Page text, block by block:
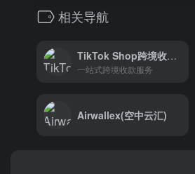
相关导航
TikTok Shop跨境收款-连连国际
一站式跨境收款服务
Airwallex(空中云汇)